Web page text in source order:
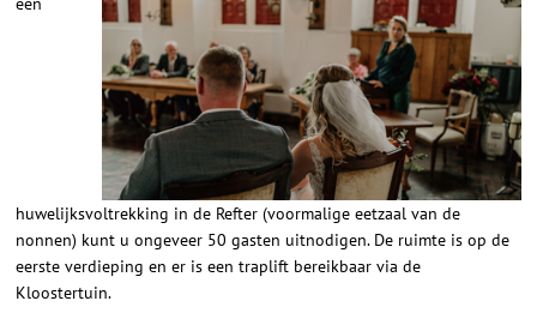
huwelijksvoltrekking in de Refter (voormalige eetzaal van de
nonnen) kunt u ongeveer 50 gasten uitnodigen. De ruimte is op de
eerste verdieping en er is een traplift bereikbaar via de
Kloostertuin.